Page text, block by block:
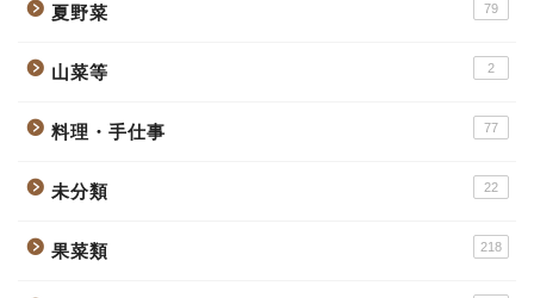
夏野菜 79
山菜等 2
料理・手仕事 77
未分類 22
果菜類 218